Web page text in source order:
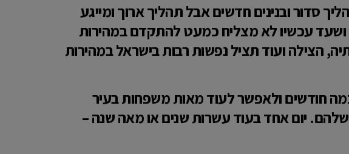
סדור ובנינים חדשים אבל תהליך ארוך ומייגע
ושעד עכשיו לא מצליח כמעט להתקדם במהירות
הצילה ועוד תציל נפשות רבות בישראל במהירות
זה הזמן להאריך את תמ״א 38 בעוד כמה חודשים ולאפשר לעוד מאות משפחות בעיר
יום אחד בעוד עשרות שנים או מאה שנה –